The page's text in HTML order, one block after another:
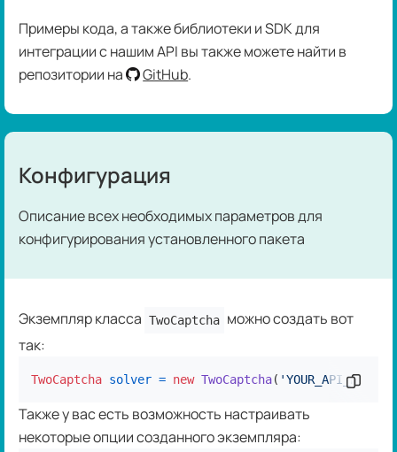
Примеры кода, а также библиотеки и SDK для
интеграции с нашим API вы также можете найти в
репозитории на
GitHub.
Конфигурация
Описание всех необходимых параметров для
конфигурирования установленного пакета
Экземпляр класса TwoCaptcha можно создать вот
так:
TwoCaptcha solver = new TwoCaptcha( 'YOUR_API_KEY'
Также у вас есть возможность настраивать
некоторые опции созданного экземпляра: